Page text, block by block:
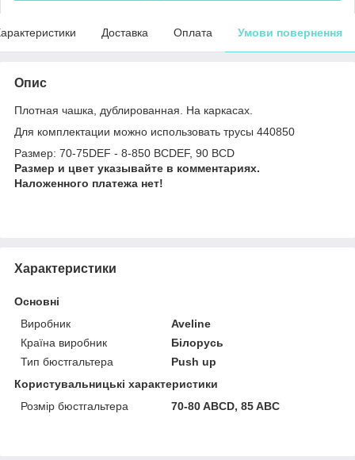
Доставка Оплата Умови повернення
Опис
Плотная чашка, дублированная. На каркасах.
Для комплектации можно использовать трусы 440850
Размер: 70-75DEF - 8-850 BCDEF, 90 BCD
Размер и цвет указывайте в комментариях.
Наложенного платежа нет!
Характеристики
Основні
Виробник
Aveline
Країна виробник
Білорусь
Тип бюстгальтера
Push up
Користувальницькі характеристики
Розмір бюстгальтера
70-80 ABCD, 85 ABC